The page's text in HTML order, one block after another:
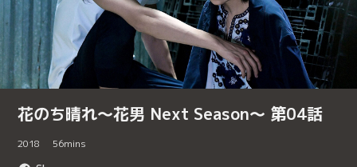
花のち晴れ～花男 Next Season～ 第04話
2018 56mins